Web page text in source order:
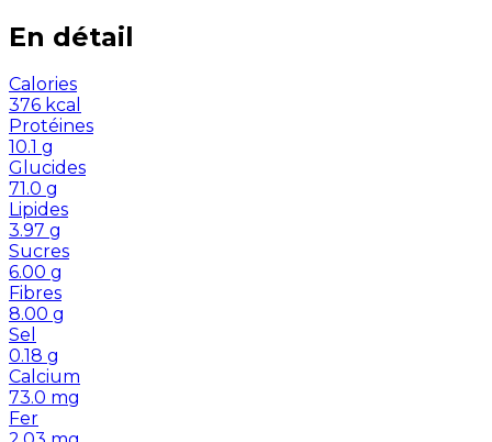
En détail
Calories
376 kcal
Protéines
10.1 g
Glucides
71.0 g
Lipides
3.97 g
Sucres
6.00 g
Fibres
8.00 g
Sel
0.18 g
Calcium
73.0 mg
Fer